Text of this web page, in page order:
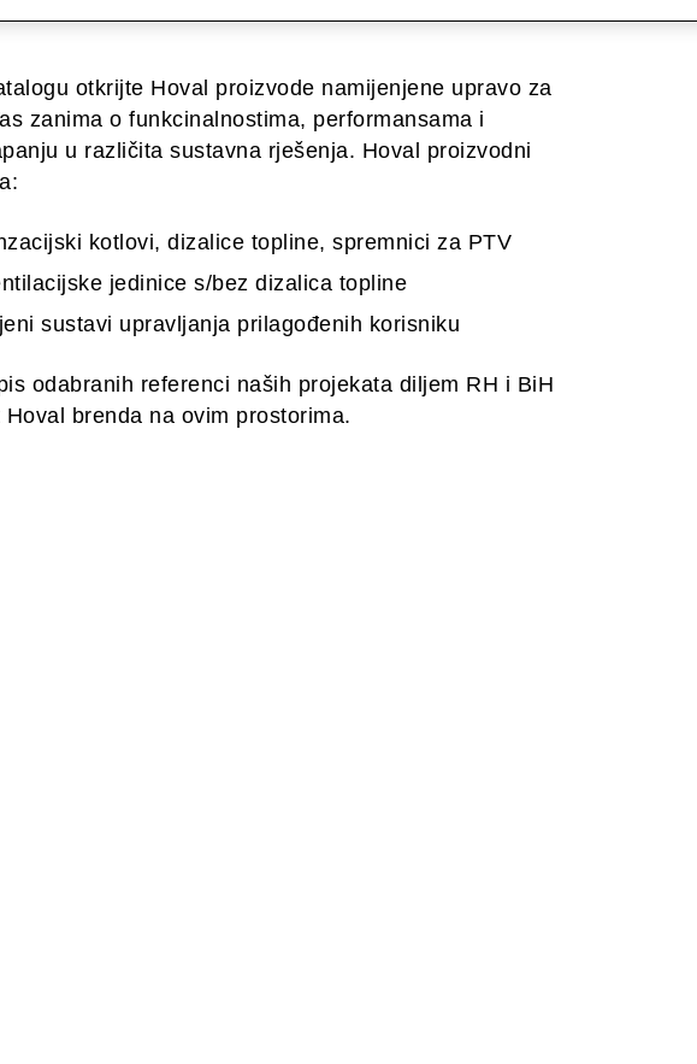
otkrijte Hoval proizvode namijenjene upravo za
zanima o funkcinalnostima, performansama i
u različita sustavna rješenja. Hoval proizvodni
kotlovi, dizalice topline, spremnici za PTV
jedinice s/bez dizalica topline
sustavi upravljanja prilagođenih korisniku
odabranih referenci naših projekata diljem RH i BiH
brenda na ovim prostorima.